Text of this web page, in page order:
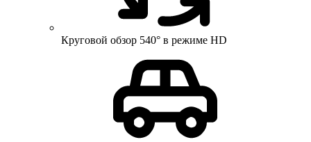
Круговой обзор 540° в режиме HD